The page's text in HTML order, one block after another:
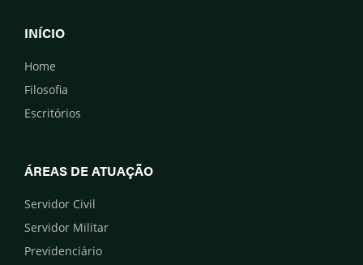
INÍCIO
Home
Filosofia
Escritórios
ÁREAS DE ATUAÇÃO
Servidor Civil
Servidor Militar
Previdenciário